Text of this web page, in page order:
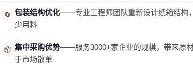
🔄 包装结构优化——专业工程师团队重新设计纸箱结构
少用料
📦 集中采购优势——服务3000+家企业的规模，带来原
于市场散单